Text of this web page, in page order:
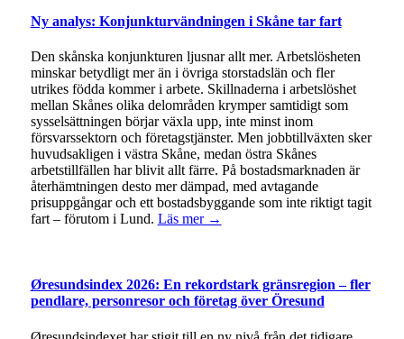
Ny analys: Konjunkturvändningen i Skåne tar fart
Den skånska konjunkturen ljusnar allt mer. Arbetslösheten
minskar betydligt mer än i övriga storstadslän och fler
utrikes födda kommer i arbete. Skillnaderna i arbetslöshet
mellan Skånes olika delområden krymper samtidigt som
sysselsättningen börjar växla upp, inte minst inom
försvarssektorn och företagstjänster. Men jobbtillväxten sker
huvudsakligen i västra Skåne, medan östra Skånes
arbetstillfällen har blivit allt färre. På bostadsmarknaden är
återhämtningen desto mer dämpad, med avtagande
prisuppgångar och ett bostadsbyggande som inte riktigt tagit
fart – förutom i Lund. Läs mer →
Øresundsindex 2026: En rekordstark gränsregion – fler
pendlare, personresor och företag över Öresund